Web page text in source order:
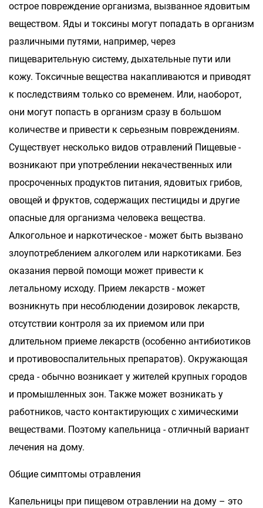
острое повреждение организма, вызванное ядовитым
веществом. Яды и токсины могут попадать в организм
различными путями, например, через
пищеварительную систему, дыхательные пути или
кожу. Токсичные вещества накапливаются и приводят
к последствиям только со временем. Или, наоборот,
они могут попасть в организм сразу в большом
количестве и привести к серьезным повреждениям.
Существует несколько видов отравлений Пищевые -
возникают при употреблении некачественных или
просроченных продуктов питания, ядовитых грибов,
овощей и фруктов, содержащих пестициды и другие
опасные для организма человека вещества.
Алкогольное и наркотическое - может быть вызвано
злоупотреблением алкоголем или наркотиками. Без
оказания первой помощи может привести к
летальному исходу. Прием лекарств - может
возникнуть при несоблюдении дозировок лекарств,
отсутствии контроля за их приемом или при
длительном приеме лекарств (особенно антибиотиков
и противовоспалительных препаратов). Окружающая
среда - обычно возникает у жителей крупных городов
и промышленных зон. Также может возникать у
работников, часто контактирующих с химическими
веществами. Поэтому капельница - отличный вариант
лечения на дому.
Общие симптомы отравления
Капельницы при пищевом отравлении на дому – это